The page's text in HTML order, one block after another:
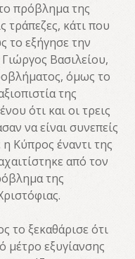
πρόβλημα της
τράπεζες, κάτι που
το εξήγησε την
Βασιλείου,
όμως το
της
ότι και οι τρεις
να είναι συνεπείς
Κύπρος έναντι της
από τον
της
το ξεκαθάρισε ότι
μέτρο εξυγίανσης